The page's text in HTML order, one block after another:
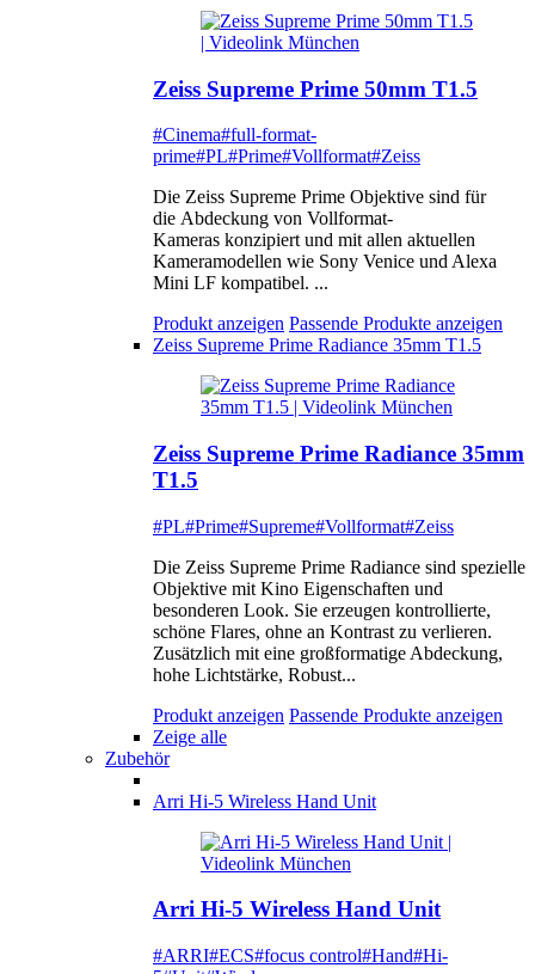
Zeiss Supreme Prime 50mm T1.5
#Cinema#full-format-
prime#PL#Prime#Vollformat#Zeiss
Die Zeiss Supreme Prime Objektive sind für
die Abdeckung von Vollformat-
Kameras konzipiert und mit allen aktuellen
Kameramodellen wie Sony Venice und Alexa
Mini LF kompatibel. ...
Produkt anzeigen Passende Produkte anzeigen
Zeiss Supreme Prime Radiance 35mm T1.5
Zeiss Supreme Prime Radiance 35mm
T1.5
#PL#Prime#Supreme#Vollformat#Zeiss
Die Zeiss Supreme Prime Radiance sind spezielle
Objektive mit Kino Eigenschaften und
besonderen Look. Sie erzeugen kontrollierte,
schöne Flares, ohne an Kontrast zu verlieren.
Zusätzlich mit eine großformatige Abdeckung,
hohe Lichtstärke, Robust...
Produkt anzeigen Passende Produkte anzeigen
Zeige alle
Zubehör
Arri Hi-5 Wireless Hand Unit
Arri Hi-5 Wireless Hand Unit
#ARRI#ECS#focus control#Hand#Hi-